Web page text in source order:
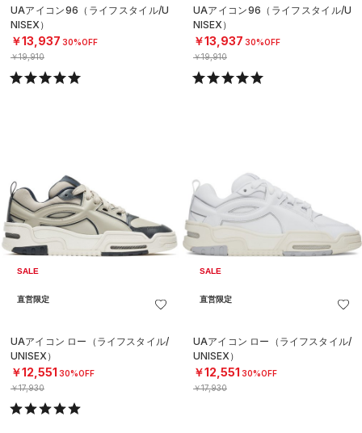
UAアイコン96（ライフスタイル/U
NISEX）
￥13,937 30%OFF
￥19,910
UAアイコン96（ライフスタイル/U
NISEX）
￥13,937 30%OFF
￥19,910
SALE
直営限定
UAアイコン ロー（ライフスタイル/
UNISEX）
￥12,551 30%OFF
￥17,930
SALE
直営限定
UAアイコン ロー（ライフスタイル/
UNISEX）
￥12,551 30%OFF
￥17,930